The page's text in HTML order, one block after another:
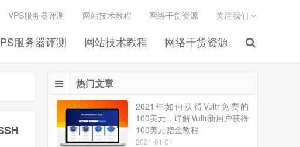
服务器评测 网站技术教程 网络干货资源
VPS服务器评测 网站技术教程 网络干货资源 关注我们
热门文章
2021年如何获得Vultr免费的
100美元，详解Vultr新用户获得
100美元赠金教程
2021-01-01